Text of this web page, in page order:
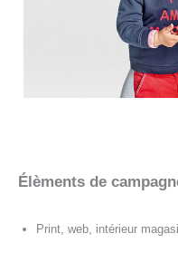
Élèments de
Print, web, intérieur